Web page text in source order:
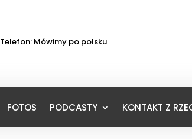
Telefon: Mówimy po polsku
FOTOS PODCASTY KONTAKT Z